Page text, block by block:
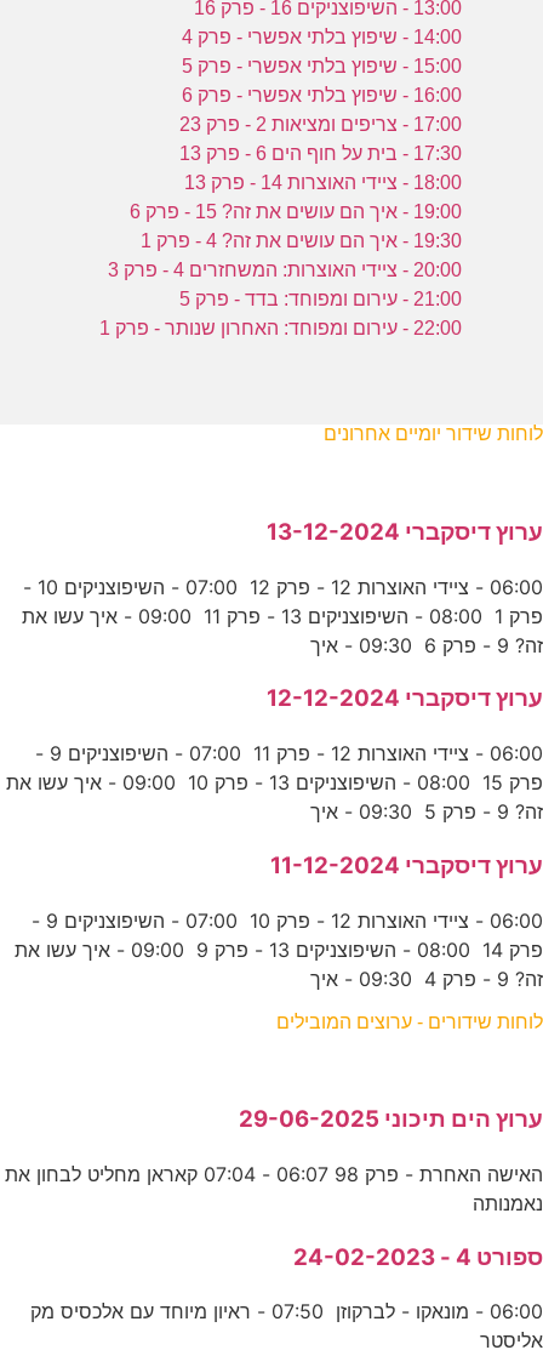
13:00 - השיפוצניקים 16 - פרק 16
14:00 - שיפוץ בלתי אפשרי - פרק 4
15:00 - שיפוץ בלתי אפשרי - פרק 5
16:00 - שיפוץ בלתי אפשרי - פרק 6
17:00 - צריפים ומציאות 2 - פרק 23
17:30 - בית על חוף הים 6 - פרק 13
18:00 - ציידי האוצרות 14 - פרק 13
19:00 - איך הם עושים את זה? 15 - פרק 6
19:30 - איך הם עושים את זה? 4 - פרק 1
20:00 - ציידי האוצרות: המשחזרים 4 - פרק 3
21:00 - עירום ומפוחד: בדד - פרק 5
22:00 - עירום ומפוחד: האחרון שנותר - פרק 1
לוחות שידור יומיים אחרונים
ערוץ דיסקברי 13-12-2024
06:00 - ציידי האוצרות 12 - פרק 12 07:00 - השיפוצניקים 10 -
פרק 1 08:00 - השיפוצניקים 13 - פרק 11 09:00 - איך עשו את
זה? 9 - פרק 6 09:30 - איך
ערוץ דיסקברי 12-12-2024
06:00 - ציידי האוצרות 12 - פרק 11 07:00 - השיפוצניקים 9 -
פרק 15 08:00 - השיפוצניקים 13 - פרק 10 09:00 - איך עשו את
זה? 9 - פרק 5 09:30 - איך
ערוץ דיסקברי 11-12-2024
06:00 - ציידי האוצרות 12 - פרק 10 07:00 - השיפוצניקים 9 -
פרק 14 08:00 - השיפוצניקים 13 - פרק 9 09:00 - איך עשו את
זה? 9 - פרק 4 09:30 - איך
לוחות שידורים - ערוצים המובילים
ערוץ הים תיכוני 29-06-2025
האישה האחרת - פרק 98 06:07 - 07:04 קאראן מחליט לבחון את
נאמנותה
ספורט 4 - 24-02-2023
06:00 - מונאקו - לברקוזן 07:50 - ראיון מיוחד עם אלכסיס מק
אליסטר